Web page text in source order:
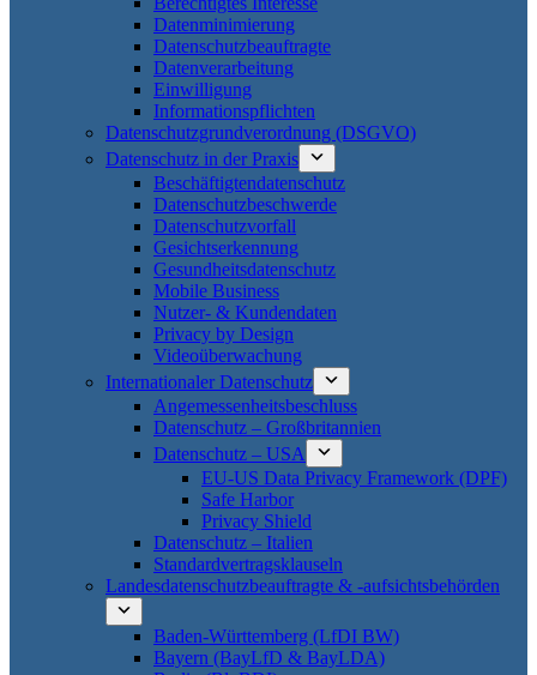
Datenminimierung
Datenschutzbeauftragte
Datenverarbeitung
Einwilligung
Informationspflichten
Datenschutzgrundverordnung (DSGVO)
Datenschutz in der Praxis
Beschäftigtendatenschutz
Datenschutzbeschwerde
Datenschutzvorfall
Gesichtserkennung
Gesundheitsdatenschutz
Mobile Business
Nutzer- & Kundendaten
Privacy by Design
Videoüberwachung
Internationaler Datenschutz
Angemessenheitsbeschluss
Datenschutz – Großbritannien
Datenschutz – USA
EU-US Data Privacy Framework (DPF)
Safe Harbor
Privacy Shield
Datenschutz – Italien
Standardvertragsklauseln
Landesdatenschutzbeauftragte & -aufsichtsbehörden
Baden-Württemberg (LfDI BW)
Bayern (BayLfD & BayLDA)